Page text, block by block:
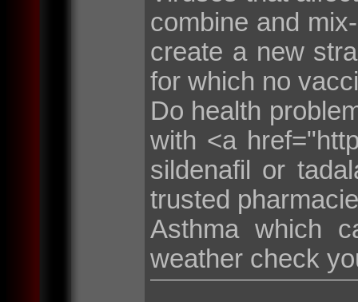
combine and
create a new
for which no
Do health
with <a
sildenafil or
trusted
Asthma which
weather check